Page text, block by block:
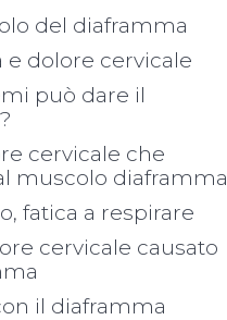
del diaframma
e dolore cervicale
può dare il
cervicale che
muscolo diaframma
fatica a respirare
cervicale causato
il diaframma